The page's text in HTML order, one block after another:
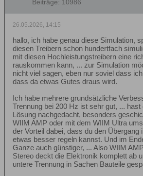
Beiträge: 10986
26.05.2026, 14:15
hallo, ich habe genau diese Simulation,
diesen Treibern schon hundertfach
mit diesen Hochleistungstreibern eine
rauskommen kann, ... zur Simulation
nicht viel sagen, eben nur soviel dass
dass da etwas Gutes draus wird.
Ich habe mehrere grundsätzliche
Trennung bei 200 Hz ist sehr gut, ...
Lösung nachgedacht, besonders
WIIM AMP oder mit dem WIIM Ultra
der Vorteil dabei, dass du den Übergang
etwas besser regeln kannst. Und im
Ganze auch günstiger, ... Also WIIM
Stereo deckt die Elektronik komplett ab
untere Trennung in Sachen Bauteile